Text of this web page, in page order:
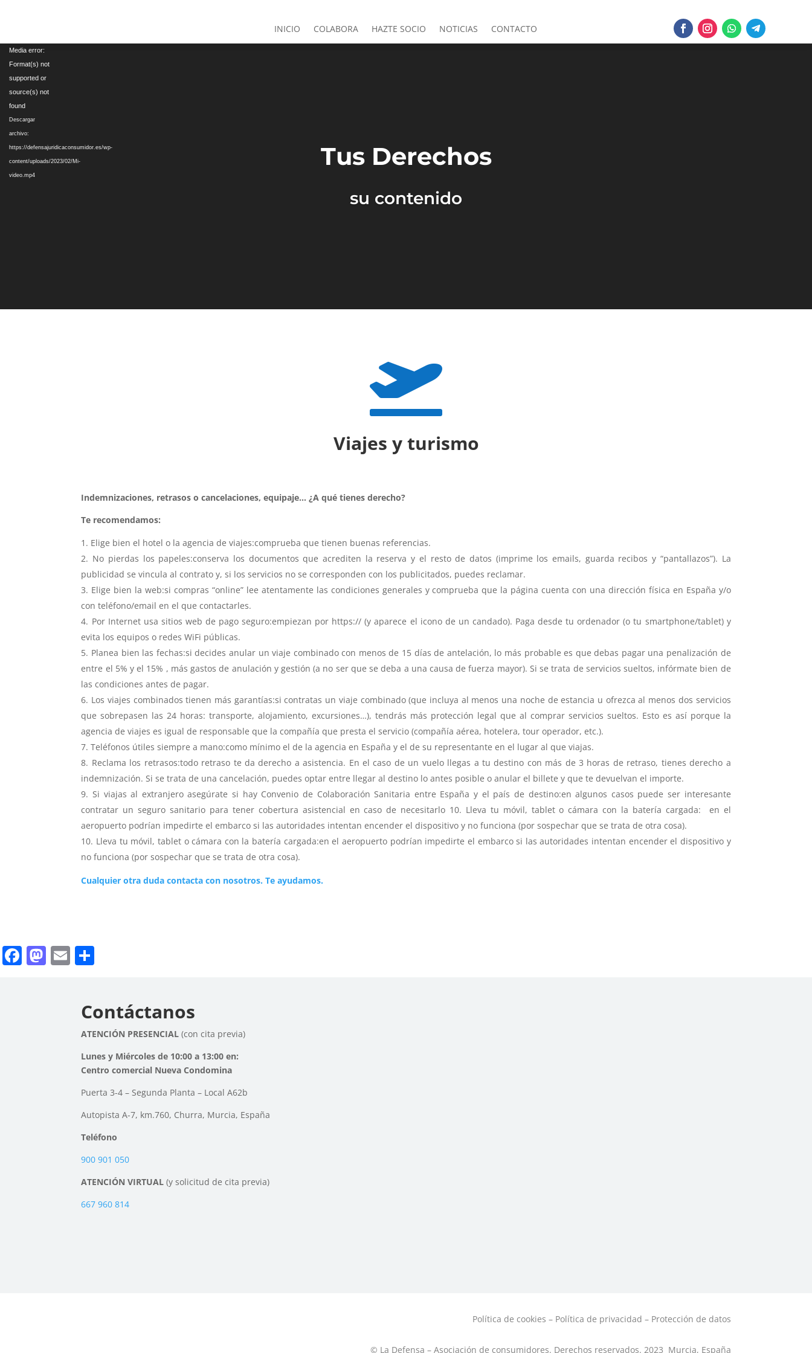
INICIO COLABORA HAZTE SOCIO NOTICIAS
CONTACTO
Reproductor
vídeo
Media error:
Format(s) not
supported or
source(s) not
found
Descargar
archivo:
https://defensajuridicaconsumidor.es/wp-
content/uploads/2023/02/Mi-
video.mp4
Tus Derechos
su contenido

Viajes y turismo
Indemnizaciones, retrasos o cancelaciones, equipaje… ¿A qué tienes derecho?
Te recomendamos:
Elige bien el hotel o la agencia de viajes:comprueba que tienen buenas referencias.
No pierdas los papeles:conserva los documentos que acrediten la reserva y el resto de datos (imprime los emails, guarda recibos y “pantallazos”). La
publicidad se vincula al contrato y, si los servicios no se corresponden con los publicitados, puedes reclamar.
Elige bien la web:si compras “online” lee atentamente las condiciones generales y comprueba que la página cuenta con una dirección física en España y/o
con teléfono/email en el que contactarles.
Por Internet usa sitios web de pago seguro:empiezan por https:// (y aparece el icono de un candado). Paga desde tu ordenador (o tu smartphone/tablet) y
evita los equipos o redes WiFi públicas.
Planea bien las fechas:si decides anular un viaje combinado con menos de 15 días de antelación, lo más probable es que debas pagar una penalización de
entre el 5% y el 15% , más gastos de anulación y gestión (a no ser que se deba a una causa de fuerza mayor). Si se trata de servicios sueltos, infórmate bien de
las condiciones antes de pagar.
Los viajes combinados tienen más garantías:si contratas un viaje combinado (que incluya al menos una noche de estancia u ofrezca al menos dos servicios
que sobrepasen las 24 horas: transporte, alojamiento, excursiones…), tendrás más protección legal que al comprar servicios sueltos. Esto es así porque la
agencia de viajes es igual de responsable que la compañía que presta el servicio (compañía aérea, hotelera, tour operador, etc.).
Teléfonos útiles siempre a mano:como mínimo el de la agencia en España y el de su representante en el lugar al que viajas.
Reclama los retrasos:todo retraso te da derecho a asistencia. En el caso de un vuelo llegas a tu destino con más de 3 horas de retraso, tienes derecho a
indemnización. Si se trata de una cancelación, puedes optar entre llegar al destino lo antes posible o anular el billete y que te devuelvan el importe.
Si viajas al extranjero asegúrate si hay Convenio de Colaboración Sanitaria entre España y el país de destino:en algunos casos puede ser interesante
contratar un seguro sanitario para tener cobertura asistencial en caso de necesitarlo 10. Lleva tu móvil, tablet o cámara con la batería cargada: en el
aeropuerto podrían impedirte el embarco si las autoridades intentan encender el dispositivo y no funciona (por sospechar que se trata de otra cosa).
Lleva tu móvil, tablet o cámara con la batería cargada:en el aeropuerto podrían impedirte el embarco si las autoridades intentan encender el dispositivo y
no funciona (por sospechar que se trata de otra cosa).
Cualquier otra duda contacta con nosotros. Te ayudamos.
Facebook
Mastodon
Email
Contáctanos
ATENCIÓN PRESENCIAL(con cita previa)
Lunes y Miércoles de 10:00 a 13:00 en:
Centro comercial Nueva Condomina
Puerta 3-4 – Segunda Planta – Local A62b
Autopista A-7, km.760, Churra, Murcia, España
Teléfono
900 901 050
ATENCIÓN VIRTUAL(y solicitud de cita previa)
667 960 814
Política de cookies – Política de privacidad – Protección de datos
© La Defensa – Asociación de consumidores. Derechos reservados. 2023 Murcia, España